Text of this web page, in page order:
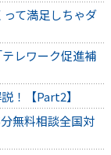
って満足しちゃダ
レワーク促進補
！【Part2】
無料相談全国対